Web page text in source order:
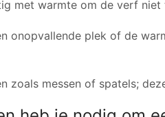
met warmte om de verf
onopvallende plek of de
zoals messen of spatels;